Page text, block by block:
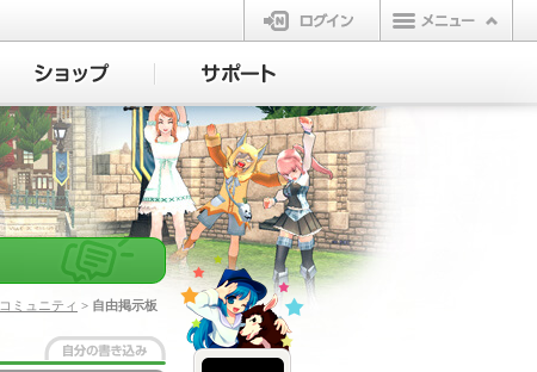
ログイン
コミュニティ > 自由掲示板